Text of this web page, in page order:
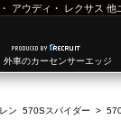
・ アウディ ・ レクサス 他
車のカーセンサーエッジ
ン 570Sスパイダー >